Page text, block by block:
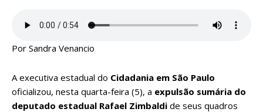
Por Sandra Venancio
A executiva estadual do Cidadania em São Paulo
oficializou, nesta quarta-feira (5), a expulsão sumária do
deputado estadual Rafael Zimbaldi de seus quadros